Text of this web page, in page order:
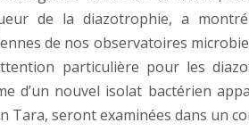
de la diazotrophie, a
de nos observatoires
particulière pour les
d’un nouvel isolat bactérien
Tara, seront examinées dans un